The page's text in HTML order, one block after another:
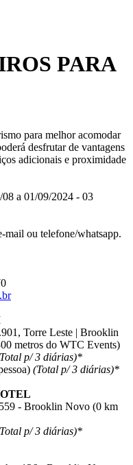
PARA
para melhor acomodar
desfrutar de vantagens
adicionais e proximidade
a 01/09/2024 - 03
mail ou telefone/whatsapp.
Torre Leste | Brooklin
metros do WTC Events)
p/ 3 diárias)*
(Total p/ 3 diárias)*
- Brooklin Novo (0 km
p/ 3 diárias)*